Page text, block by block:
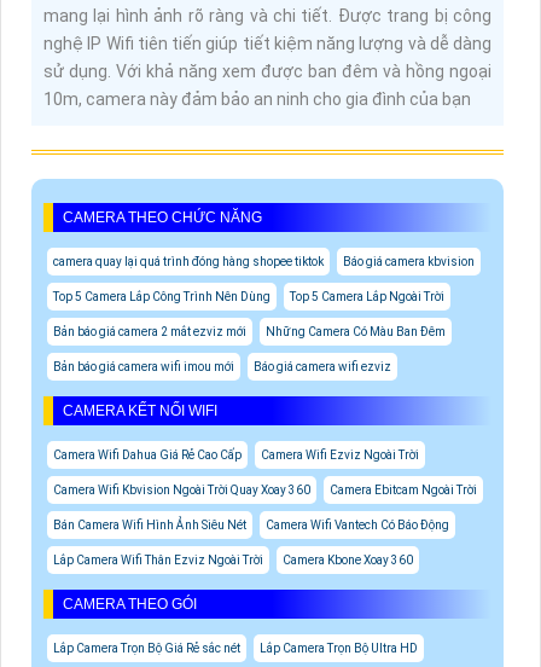
mang lại hình ảnh rõ ràng và chi tiết. Được trang bị công
nghệ IP Wifi tiên tiến giúp tiết kiệm năng lượng và dễ dàng
sử dụng. Với khả năng xem được ban đêm và hồng ngoại
10m, camera này đảm bảo an ninh cho gia đình của bạn
CAMERA THEO CHỨC NĂNG
camera quay lại quá trình đóng hàng shopee tiktok Báo giá camera kbvision
Top 5 Camera Lắp Công Trình Nên Dùng Top 5 Camera Lắp Ngoài Trời
Bản báo giá camera 2 mắt ezviz mới Những Camera Có Màu Ban Đêm
Bản báo giá camera wifi imou mới Báo giá camera wifi ezviz
CAMERA KẾT NỐI WIFI
Camera Wifi Dahua Giá Rẻ Cao Cấp Camera Wifi Ezviz Ngoài Trời
Camera Wifi Kbvision Ngoài Trời Quay Xoay 360 Camera Ebitcam Ngoài Trời
Bán Camera Wifi Hình Ảnh Siêu Nét Camera Wifi Vantech Có Báo Động
Lắp Camera Wifi Thân Ezviz Ngoài Trời Camera Kbone Xoay 360
CAMERA THEO GÓI
Lắp Camera Trọn Bộ Giá Rẻ sắc nét Lắp Camera Trọn Bộ Ultra HD